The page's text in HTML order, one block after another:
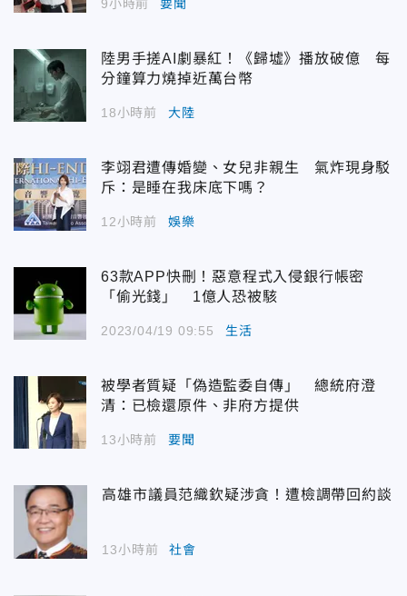
9小時前 要聞
陸男手搓AI劇暴紅！《歸墟》播放破億 每
分鐘算力燒掉近萬台幣
18小時前 大陸
李翊君遭傳婚變、女兒非親生 氣炸現身駁
斥：是睡在我床底下嗎？
12小時前 娛樂
63款APP快刪！惡意程式入侵銀行帳密
「偷光錢」 1億人恐被駭
2023/04/19 09:55 生活
被學者質疑「偽造監委自傳」 總統府澄
清：已檢還原件、非府方提供
13小時前 要聞
高雄市議員范織欽疑涉貪！遭檢調帶回約談
13小時前 社會